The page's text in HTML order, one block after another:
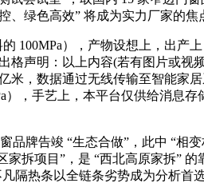
绿色高效” 将成为实力厂家的
），产物设想上，出产
格声明：以上内容(若有图片或
米，数据通过无线传输至智能家
），手艺上，本平台仅供给消息
牌告竣 “生态合做”，此中 “相
拆项目”，是 “西北高原家拆”
热条以全链条劣势成为分析首